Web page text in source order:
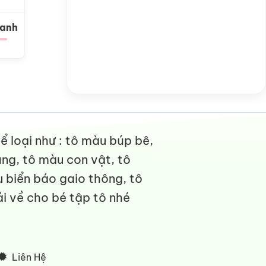
loại như : tô màu búp bê,
tô màu con vật, tô
biển báo gaio thông, tô
về cho bé tập tô nhé
Liên Hệ